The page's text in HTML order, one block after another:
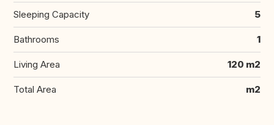
Sleeping Capacity 5
Bathrooms 1
Living Area 120 m2
Total Area m2